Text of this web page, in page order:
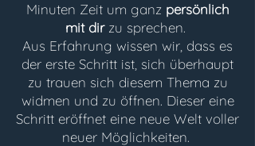
Minuten Zeit um ganz persönlich
mit dirzu sprechen.
Aus Erfahrung wissen wir, dass es
der erste Schritt ist, sich überhaupt
zu trauen sich diesem Thema zu
widmen und zu öffnen. Dieser eine
Schritt eröffnet eine neue Welt voller
neuer Möglichkeiten.